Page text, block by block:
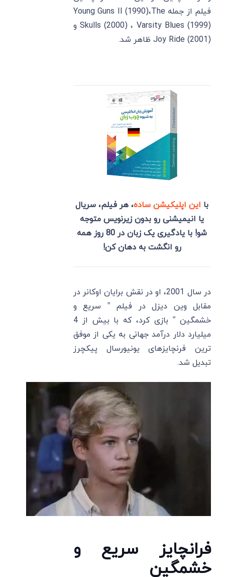
فیلم از جمله Young Guns II (1990)،The
Skulls (2000) ، Varsity Blues (1999) و
Joy Ride (2001) ظاهر شد.
با این اپلیکیشن ساده، هر فیلم، سریال
یا انیمیشنی رو بدون زیرنویس متوجه
شو! با یادگیری یک زبان در 80 روز همه
رو انگشت به دهان کن!
در سال 2001، او در نقش برایان اوکانر در
مقابل وین دیزل در فیلم ” سریع و
خشمگین ” بازی کرد، که با بیش از 4
میلیارد دلار درآمد جهانی به یکی از موفق
‌ترین فرنچایزهای یونیورسال پیکچرز
تبدیل شد.
فرانچایز سریع و
خشمگین